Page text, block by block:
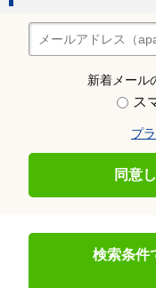
新着メール
ス
プ
同意
検索条件